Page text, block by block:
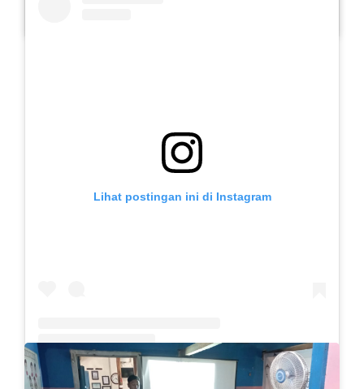
Lihat postingan ini di Instagram
Sebuah kiriman dibagikan oleh Slb Budi Mulia (@slb.budimulia)